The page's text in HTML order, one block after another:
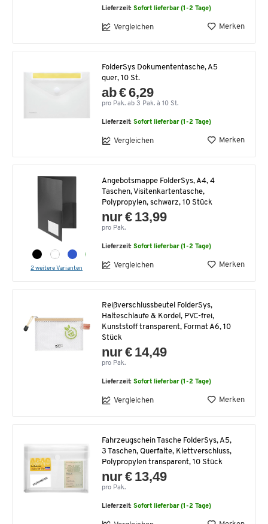
Lieferzeit:Sofort lieferbar (1-2 Tage)
Vergleichen Merken
FolderSys Dokumententasche, A5
quer, 10 St.
ab € 6,29
pro Pak. ab 3 Pak. à 10 St.
Lieferzeit:Sofort lieferbar (1-2 Tage)
Vergleichen Merken
2 weitere Varianten
Angebotsmappe FolderSys, A4, 4
Taschen, Visitenkartentasche,
Polypropylen, schwarz, 10 Stück
nur € 13,99
pro Pak.
Lieferzeit:Sofort lieferbar (1-2 Tage)
Vergleichen Merken
Reißverschlussbeutel FolderSys,
Halteschlaufe & Kordel, PVC-frei,
Kunststoff transparent, Format A6, 10
Stück
nur € 14,49
pro Pak.
Lieferzeit:Sofort lieferbar (1-2 Tage)
Vergleichen Merken
Fahrzeugschein Tasche FolderSys, A5,
3 Taschen, Querfalte, Klettverschluss,
Polypropylen transparent, 10 Stück
nur € 13,49
pro Pak.
Lieferzeit:Sofort lieferbar (1-2 Tage)